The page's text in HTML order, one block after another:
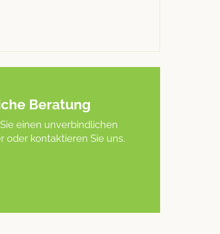
Beratung
einen unverbindlichen
oder kontaktieren Sie uns.